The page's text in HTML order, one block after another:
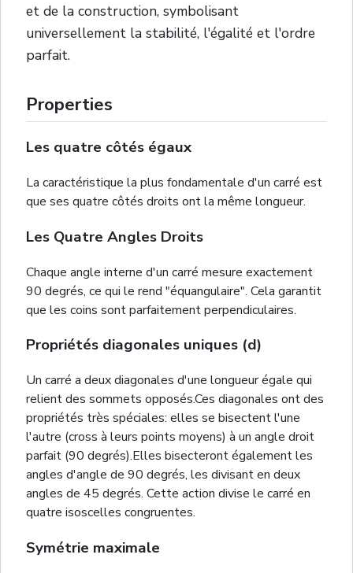
et de la construction, symbolisant
universellement la stabilité, l'égalité et l'ordre
parfait.
Properties
Les quatre côtés égaux
La caractéristique la plus fondamentale d'un carré est
que ses quatre côtés droits ont la même longueur.
Les Quatre Angles Droits
Chaque angle interne d'un carré mesure exactement
90 degrés, ce qui le rend "équangulaire". Cela garantit
que les coins sont parfaitement perpendiculaires.
Propriétés diagonales uniques (d)
Un carré a deux diagonales d'une longueur égale qui
relient des sommets opposés.Ces diagonales ont des
propriétés très spéciales: elles se bisectent l'une
l'autre (cross à leurs points moyens) à un angle droit
parfait (90 degrés).Elles bisecteront également les
angles d'angle de 90 degrés, les divisant en deux
angles de 45 degrés. Cette action divise le carré en
quatre isoscelles congruentes.
Symétrie maximale